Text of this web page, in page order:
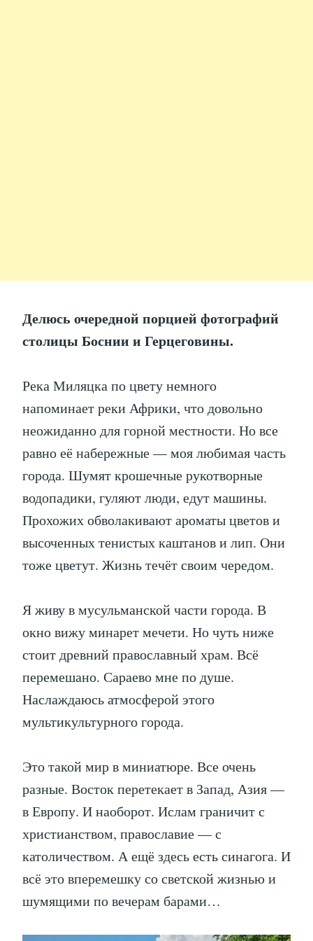
Делюсь очередной порцией фотографий
столицы Боснии и Герцеговины.
Река Миляцка по цвету немного
напоминает реки Африки, что довольно
неожиданно для горной местности. Но все
равно её набережные — моя любимая часть
города. Шумят крошечные рукотворные
водопадики, гуляют люди, едут машины.
Прохожих обволакивают ароматы цветов и
высоченных тенистых каштанов и лип. Они
тоже цветут. Жизнь течёт своим чередом.
Я живу в мусульманской части города. В
окно вижу минарет мечети. Но чуть ниже
стоит древний православный храм. Всё
перемешано. Сараево мне по душе.
Наслаждаюсь атмосферой этого
мультикультурного города.
Это такой мир в миниатюре. Все очень
разные. Восток перетекает в Запад, Азия —
в Европу. И наоборот. Ислам граничит с
христианством, православие — с
католичеством. А ещё здесь есть синагога. И
всё это вперемешку со светской жизнью и
шумящими по вечерам барами…